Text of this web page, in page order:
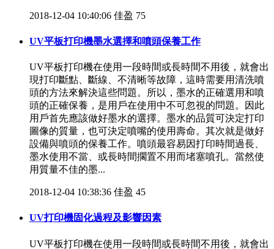
2018-12-04 10:40:06 佳盈 75
UV平板打印機墨水選擇和噴頭保養工作
UV平板打印機在使用一段時間或長時間不用後，就會出
現打印斷點、斷線、不清晰等故障，這時需要用清洗噴
頭的方法來解決這些問題。所以，墨水的正確選用和噴
頭的正確保養，是用戶在使用中不可忽視的問題。因此
用戶首先應該做好墨水的選擇。墨水的品質可決定打印
圖像的質量，也可決定噴嘴的使用壽命。其次就是做好
設備與噴頭的保養工作。噴頭最容易因打印時間過長、
墨水使用不當、或長時間擱置不用而堵塞噴孔。當然使
用質量不佳的墨...
2018-12-04 10:38:36 佳盈 45
UV打印機固化過程及影響因素
UV平板打印機在使用一段時間或長時間不用後，就會出